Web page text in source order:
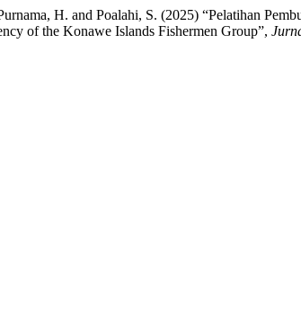
H. and Poalahi, S. (2025) “Pelatihan
of the Konawe Islands Fishermen Group”,